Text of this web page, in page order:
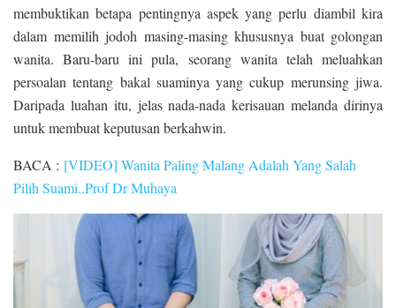
membuktikan betapa pentingnya aspek yang perlu diambil kira
dalam memilih jodoh masing-masing khususnya buat golongan
wanita. Baru-baru ini pula, seorang wanita telah meluahkan
persoalan tentang bakal suaminya yang cukup merunsing jiwa.
Daripada luahan itu, jelas nada-nada kerisauan melanda dirinya
untuk membuat keputusan berkahwin.
BACA : [VIDEO] Wanita Paling Malang Adalah Yang Salah
Pilih Suami..Prof Dr Muhaya